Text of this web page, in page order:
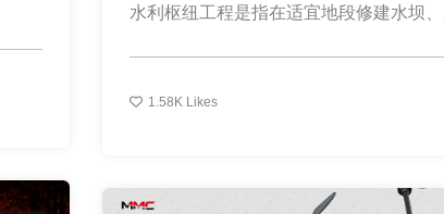
水利枢纽工程是指在适宜地段修建水坝、...
1.58K Likes